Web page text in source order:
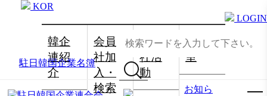
韓企
連紹
介
会員
社加
入・
検索
会員
社活
動
資料
室
お知ら
駐日韓国企業名簿
KOR
LOGIN